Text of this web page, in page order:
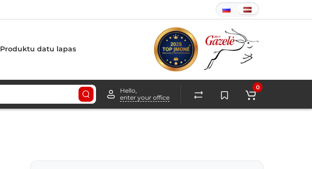
Produktu datu lapas
Hello,
enter your office
0